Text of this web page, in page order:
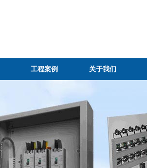
工程案例 关于我们